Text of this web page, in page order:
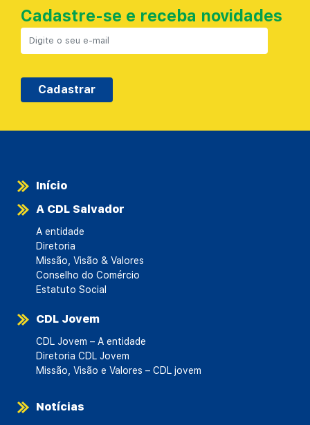
Cadastre-se e receba novidades
Cadastrar
Início
A CDL Salvador
A entidade
Diretoria
Missão, Visão & Valores
Conselho do Comércio
Estatuto Social
CDL Jovem
CDL Jovem – A entidade
Diretoria CDL Jovem
Missão, Visão e Valores – CDL jovem
Notícias